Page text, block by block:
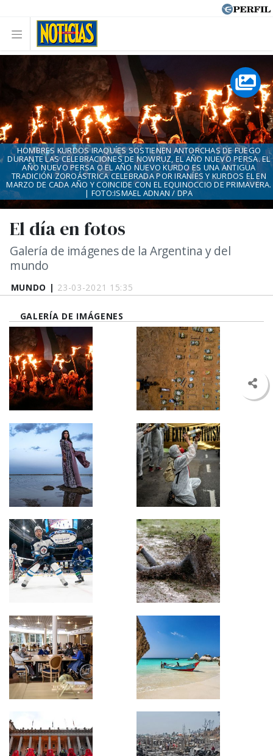
MUNDO | 23-03-2021 15:35
El día en fotos
Galería de imágenes de la Argentina y del
mundo
HOMBRES KURDOS IRAQUÍES SOSTIENEN ANTORCHAS DE FUEGO
DURANTE LAS CELEBRACIONES DE NOWRUZ, EL AÑO NUEVO PERSA. EL
AÑO NUEVO PERSA O EL AÑO NUEVO KURDO ES UNA ANTIGUA
TRADICIÓN ZOROÁSTRICA CELEBRADA POR IRANÍES Y KURDOS EL EN
MARZO DE CADA AÑO Y COINCIDE CON EL EQUINOCCIO DE PRIMAVERA.
| FOTO:ISMAEL ADNAN / DPA
GALERÍA DE IMÁGENES